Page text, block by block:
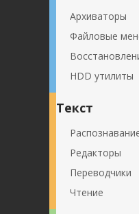
Архиваторы
Файловые
HDD утилиты
Текст
Редакторы
Переводчики
Чтение